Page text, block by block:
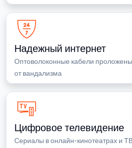
Надежный интернет
Оптоволоконные кабели
от вандализма
Цифровое телевидение
Сериалы в онлайн-кинотеатрах и